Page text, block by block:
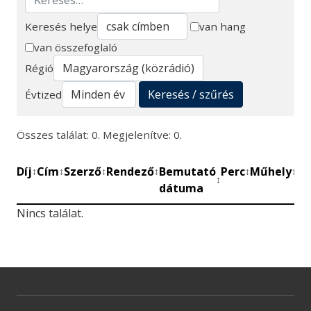
Keresés
Keresés helye
van hang
van összefoglaló
Régió
Évtized
Keresés / szűrés
Összes találat: 0. Megjelenítve: 0.
Díj↕Cím↕Szerző↕Rendező↕Bemutató
dátuma
↕
Perc↕Műhely↕
Nincs találat.